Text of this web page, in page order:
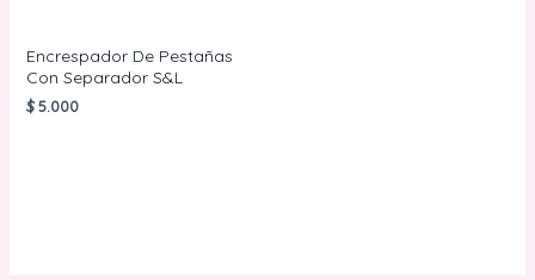
Encrespador De Pestañas
Con Separador S&L
$5.000